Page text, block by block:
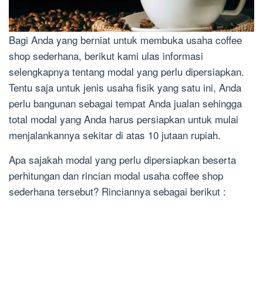
Bagi Anda yang berniat untuk membuka usaha coffee
shop sederhana, berikut kami ulas informasi
selengkapnya tentang modal yang perlu dipersiapkan.
Tentu saja untuk jenis usaha fisik yang satu ini, Anda
perlu bangunan sebagai tempat Anda jualan sehingga
total modal yang Anda harus persiapkan untuk mulai
menjalankannya sekitar di atas 10 jutaan rupiah.
Apa sajakah modal yang perlu dipersiapkan beserta
perhitungan dan rincian modal usaha coffee shop
sederhana tersebut? Rinciannya sebagai berikut :